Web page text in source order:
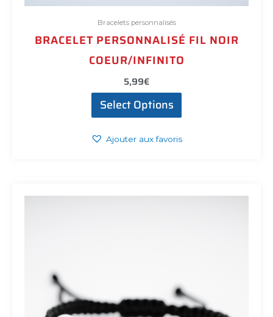
Bracelets personnalisés
BRACELET PERSONNALISÉ FIL NOIR
COEUR/INFINITO
5,99€
Select Options
Ajouter aux favoris
peuvent
être